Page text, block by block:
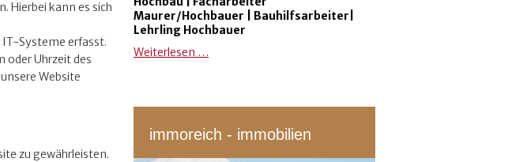
Hierbei kann es sich
IT-Systeme erfasst.
oder Uhrzeit des
Website
zu gewährleisten.
Maurer/Hochbauer | Bauhilfsarbeiter
Lehrling Hochbauer
Weiterlesen …
immoreich - immobilien